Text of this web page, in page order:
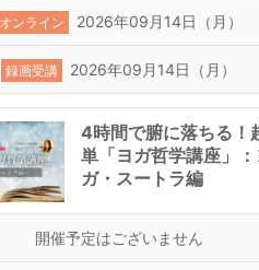
オンライン 2026年09月14日（月）
録画受講 2026年09月14日（月）
4時間で腑に落ちる！
単「ヨガ哲学講座」：
ガ・スートラ編
開催予定はございません